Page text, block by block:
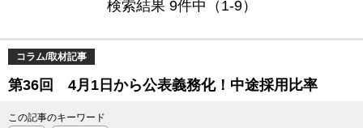
検索結果 9件中（1-9）
コラム/取材記事
第36回 4月1日から公表義務化！中途採用比率
この記事のキーワード